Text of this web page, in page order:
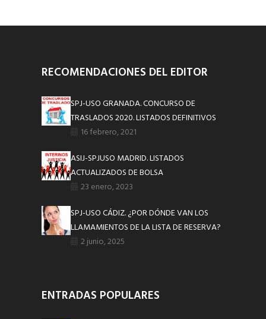
RECOMENDACIONES DEL EDITOR
SPJ-USO GRANADA. CONCURSO DE
TRASLADOS 2020. LISTADOS DEFINITIVOS
16 febrero, 2021
ASIJ-SPJUSO MADRID. LISTADOS
ACTUALIZADOS DE BOLSA
23 enero, 2023
SPJ-USO CÁDIZ. ¿POR DÓNDE VAN LOS
LLAMAMIENTOS DE LA LISTA DE RESERVA?
2 junio, 2025
ENTRADAS POPULARES